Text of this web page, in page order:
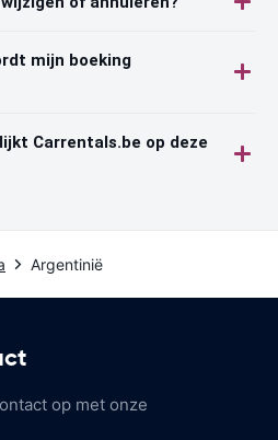
mijn boeking
Carrentals.be op deze
Argentinië
op met onze